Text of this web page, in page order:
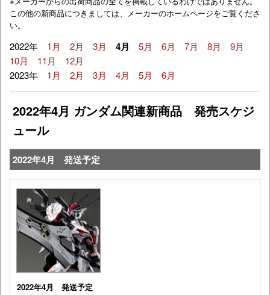
この他の新商品につきましては、メーカーのホームページをご覧くださ
い。
2022年 1月 2月 3月 4月 5月 6月 7月 8月
9月
10月
11月
12月
2023年 1月 2月 3月 4月 5月 6月
2022年4月 ガンダム関連新商品 発売スケジ
ュール
2022年4月 発送予定
2022年4月 発送予定